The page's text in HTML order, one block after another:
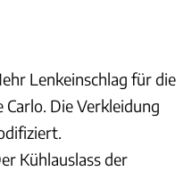
Lenkeinschlag für die
Die Verkleidung
Kühlauslass der